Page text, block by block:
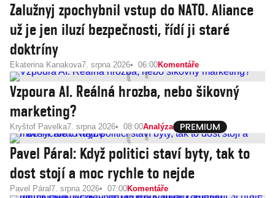
Zalužnyj zpochybnil vstup do NATO. Aliance
už je jen iluzí bezpečnosti, řídí ji staré
doktríny
Ekaterina Kanakova7. srpna 2026 06:00Komentáře
Vzpoura AI. Reálná hrozba, nebo šikovný
marketing?
Kryštof Pavelka7. srpna 2026 08:00Analýza
Pavel Páral: Když politici staví byty, tak to
dost stojí a moc rychle to nejde
Pavel Páral 7. srpna 2026 07:00Komentáře